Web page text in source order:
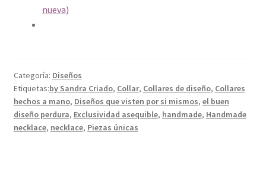
nueva)
Categoría: Diseños
Etiquetas:by Sandra Criado, Collar, Collares de diseño, Collares
hechos a mano, Diseños que visten por si mismos, el buen
diseño perdura, Exclusividad asequible, handmade, Handmade
necklace, necklace, Piezas únicas